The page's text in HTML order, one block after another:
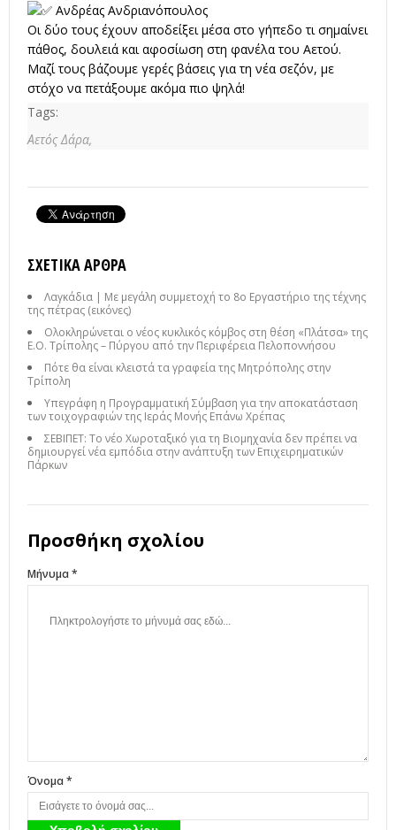
Ανδρέας Ανδριανόπουλος
Οι δύο τους έχουν αποδείξει μέσα στο γήπεδο τι σημαίνει
πάθος, δουλειά και αφοσίωση στη φανέλα του Αετού.
Μαζί τους βάζουμε γερές βάσεις για τη νέα σεζόν, με
στόχο να πετάξουμε ακόμα πιο ψηλά!
Tags:
Αετός Δάρα,
ΣΧΕΤΙΚΆ ΆΡΘΡΑ
Λαγκάδια | Με μεγάλη συμμετοχή το 8ο Εργαστήριο της τέχνης
της πέτρας (εικόνες)
Ολοκληρώνεται ο νέος κυκλικός κόμβος στη θέση «Πλάτσα» της
Ε.Ο. Τρίπολης – Πύργου από την Περιφέρεια Πελοποννήσου
Πότε θα είναι κλειστά τα γραφεία της Μητρόπολης στην
Τρίπολη
Υπεγράφη η Προγραμματική Σύμβαση για την αποκατάσταση
των τοιχογραφιών της Ιεράς Μονής Επάνω Χρέπας
ΣΕΒΙΠΕΤ: Το νέο Χωροταξικό για τη Βιομηχανία δεν πρέπει να
δημιουργεί νέα εμπόδια στην ανάπτυξη των Επιχειρηματικών
Πάρκων
Προσθήκη σχολίου
Μήνυμα *
Όνομα *